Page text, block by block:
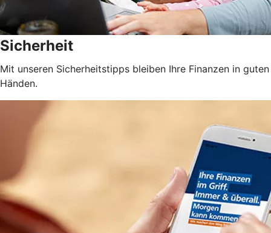
Sicherheit
Mit unseren Sicherheitstipps bleiben Ihre Finanzen in guten
Händen.